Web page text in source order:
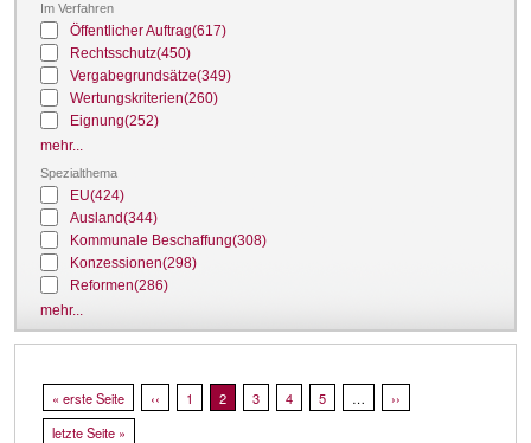
Im Verfahren
Öffentlicher Auftrag(617)
Rechtsschutz(450)
Vergabegrundsätze(349)
Wertungskriterien(260)
Eignung(252)
mehr...
Spezialthema
EU(424)
Ausland(344)
Kommunale Beschaffung(308)
Konzessionen(298)
Reformen(286)
mehr...
Seitennummerierung
Erste Seite
« erste Seite Vorherige Seite
‹‹ Page
1 Aktuelle Seite
2 Page
3 Page
4 Page
5 … Nächste Seite
››
Letzte Seite
letzte Seite »